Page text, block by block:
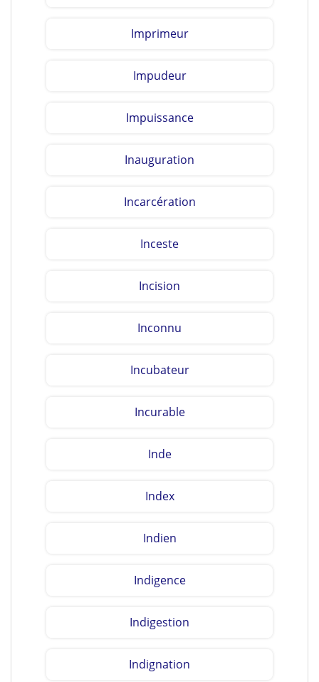
Imprimeur
Impudeur
Impuissance
Inauguration
Incarcération
Inceste
Incision
Inconnu
Incubateur
Incurable
Inde
Index
Indien
Indigence
Indigestion
Indignation